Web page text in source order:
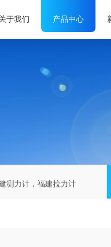
于我们 产品中心
测力计，福建拉力计